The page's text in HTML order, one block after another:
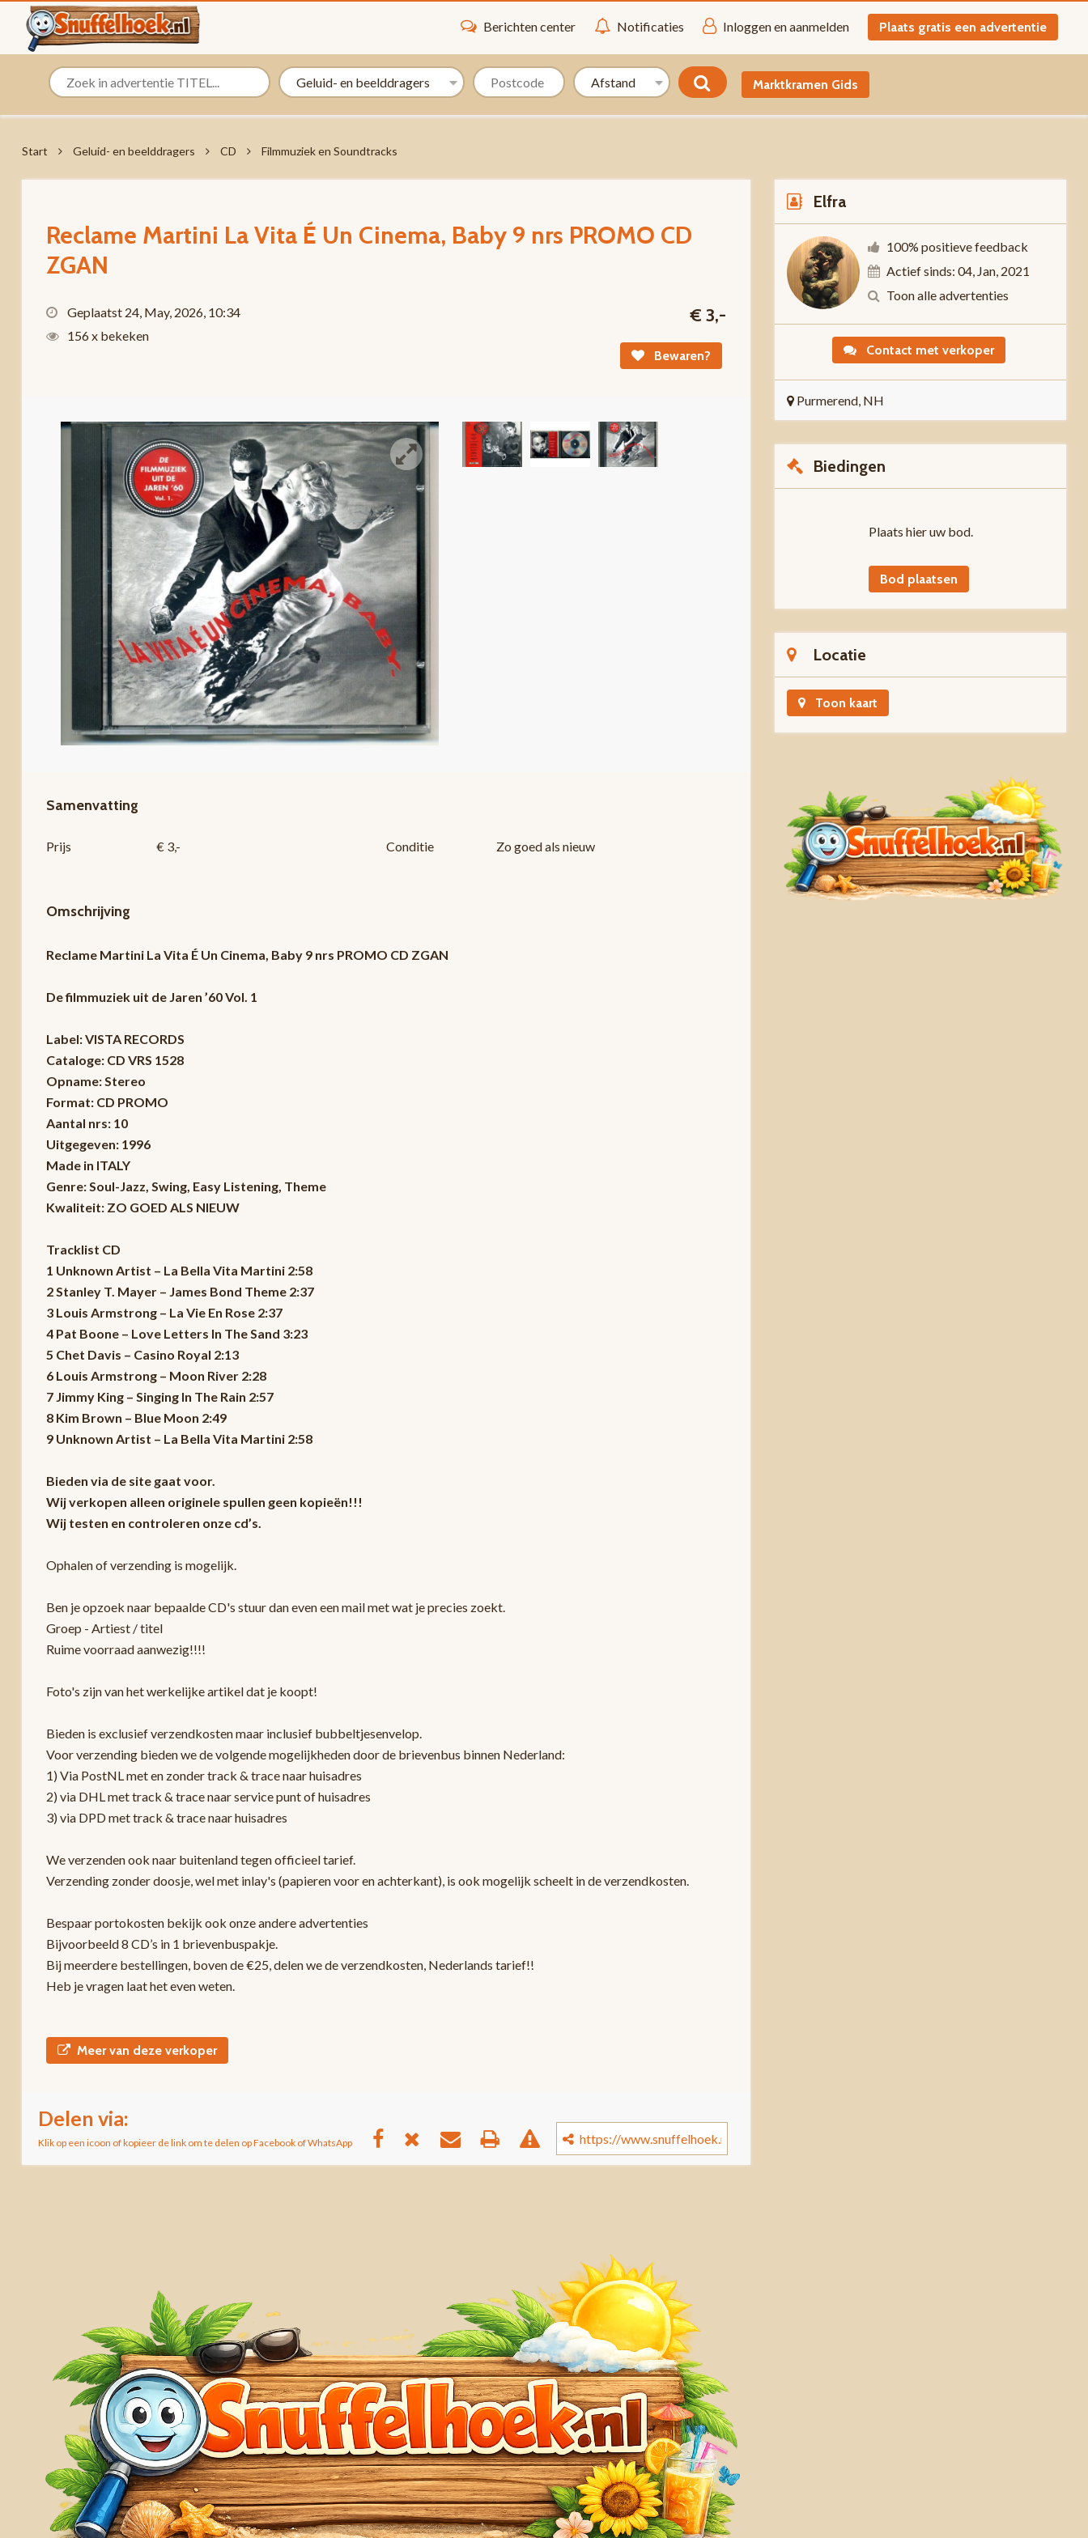
Berichten center Notificaties Inloggen en aanmelden Plaats gratis een advertentie
Marktkramen Gids
Start Geluid- en beelddragers CD Filmmuziek en Soundtracks
Reclame Martini La Vita É Un Cinema, Baby 9 nrs PROMO CD
ZGAN
Geplaatst 24, May, 2026, 10:34
156 x bekeken
€ 3,-
Bewaren?
Samenvatting
Prijs € 3,- Conditie Zo goed als nieuw
Omschrijving
Reclame Martini La Vita É Un Cinema, Baby 9 nrs PROMO CD ZGAN
De filmmuziek uit de Jaren ’60 Vol. 1
Label: VISTA RECORDS
Cataloge: CD VRS 1528
Opname: Stereo
Format: CD PROMO
Aantal nrs: 10
Uitgegeven: 1996
Made in ITALY
Genre: Soul-Jazz, Swing, Easy Listening, Theme
Kwaliteit: ZO GOED ALS NIEUW
Tracklist CD
1 Unknown Artist – La Bella Vita Martini 2:58
2 Stanley T. Mayer – James Bond Theme 2:37
3 Louis Armstrong – La Vie En Rose 2:37
4 Pat Boone – Love Letters In The Sand 3:23
5 Chet Davis – Casino Royal 2:13
6 Louis Armstrong – Moon River 2:28
7 Jimmy King – Singing In The Rain 2:57
8 Kim Brown – Blue Moon 2:49
9 Unknown Artist – La Bella Vita Martini 2:58
Bieden via de site gaat voor.
Wij verkopen alleen originele spullen geen kopieën!!!
Wij testen en controleren onze cd’s.
Ophalen of verzending is mogelijk.
Ben je opzoek naar bepaalde CD's stuur dan even een mail met wat je precies zoekt.
Groep - Artiest / titel
Ruime voorraad aanwezig!!!!
Foto's zijn van het werkelijke artikel dat je koopt!
Bieden is exclusief verzendkosten maar inclusief bubbeltjesenvelop.
Voor verzending bieden we de volgende mogelijkheden door de brievenbus binnen Nederland:
1) Via PostNL met en zonder track & trace naar huisadres
2) via DHL met track & trace naar service punt of huisadres
3) via DPD met track & trace naar huisadres
We verzenden ook naar buitenland tegen officieel tarief.
Verzending zonder doosje, wel met inlay's (papieren voor en achterkant), is ook mogelijk scheelt in de verzendkosten.
Bespaar portokosten bekijk ook onze andere advertenties
Bijvoorbeeld 8 CD’s in 1 brievenbuspakje.
Bij meerdere bestellingen, boven de €25, delen we de verzendkosten, Nederlands tarief!!
Heb je vragen laat het even weten.
Meer van deze verkoper
Delen via:
Klik op een icoon of kopieer de link om te delen op Facebook of WhatsApp
Elfra
100% positieve feedback
Actief sinds: 04, Jan, 2021
Toon alle advertenties
Contact met verkoper
Purmerend, NH
Biedingen
Plaats hier uw bod.
Bod plaatsen
Locatie
Toon kaart